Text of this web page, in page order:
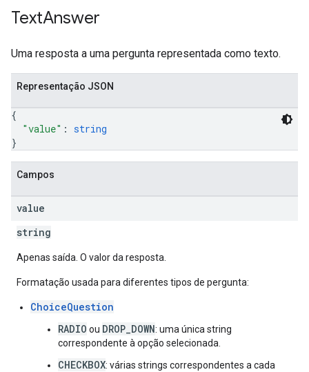
TextAnswer
Uma resposta a uma pergunta representada como texto.
Representação JSON
{
"value" : string
}
Campos
value
string
Apenas saída. O valor da resposta.
Formatação usada para diferentes tipos de pergunta:
ChoiceQuestion
RADIO ou DROP_DOWN: uma única string
correspondente à opção selecionada.
CHECKBOX: várias strings correspondentes a cada